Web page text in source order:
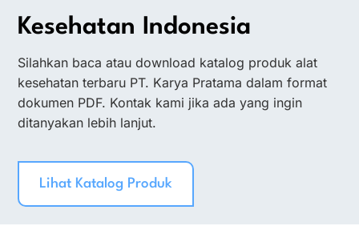
Kesehatan Indonesia
Silahkan baca atau download katalog produk alat
kesehatan terbaru PT. Karya Pratama dalam format
dokumen PDF. Kontak kami jika ada yang ingin
ditanyakan lebih lanjut.
Lihat Katalog Produk